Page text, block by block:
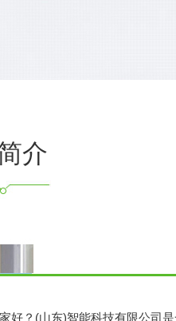
介
好？(山东)智能科技有限公司